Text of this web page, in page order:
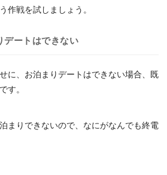
作戦を試しましょう。
デートはできない
に、お泊まりデートはできない場合、既
す。
まりできないので、なにがなんでも終電